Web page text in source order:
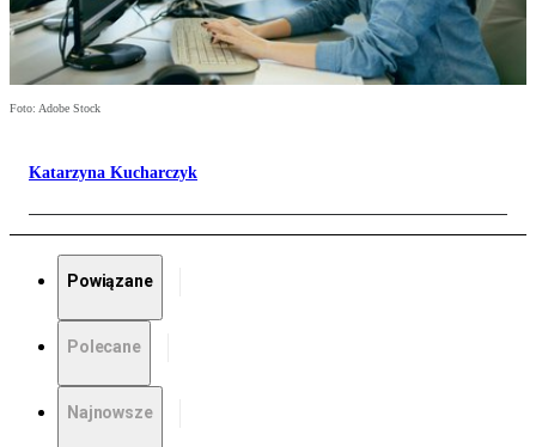
Foto: Adobe Stock
Katarzyna Kucharczyk
Powiązane
Polecane
Najnowsze